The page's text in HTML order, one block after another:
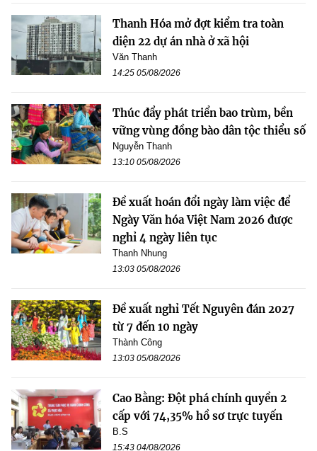
Thanh Hóa mở đợt kiểm tra toàn
diện 22 dự án nhà ở xã hội
Văn Thanh
14:25 05/08/2026
Thúc đẩy phát triển bao trùm, bền
vững vùng đồng bào dân tộc thiểu số
Nguyễn Thanh
13:10 05/08/2026
Đề xuất hoán đổi ngày làm việc để
Ngày Văn hóa Việt Nam 2026 được
nghỉ 4 ngày liên tục
Thanh Nhung
13:03 05/08/2026
Đề xuất nghỉ Tết Nguyên đán 2027
từ 7 đến 10 ngày
Thành Công
13:03 05/08/2026
Cao Bằng: Đột phá chính quyền 2
cấp với 74,35% hồ sơ trực tuyến
B.S
15:43 04/08/2026